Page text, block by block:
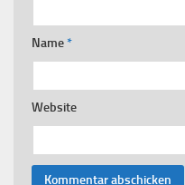
Name*
Website